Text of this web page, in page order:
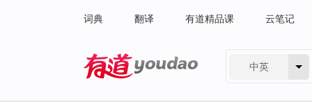
词典 翻译 有道精品课 云笔记
中英